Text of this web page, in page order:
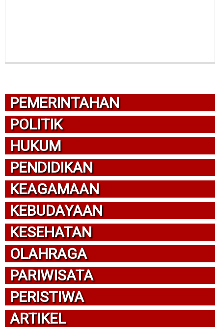
PEMERINTAHAN
POLITIK
HUKUM
PENDIDIKAN
KEAGAMAAN
KEBUDAYAAN
KESEHATAN
OLAHRAGA
PARIWISATA
PERISTIWA
ARTIKEL